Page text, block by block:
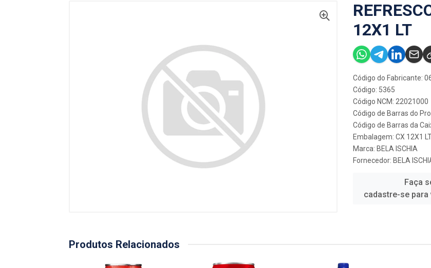
12X1 LT
Código do Fabricante:
Código: 5365
Código NCM: 22021000
Código de Barras do
Código de Barras da
Embalagem: CX 12X1
Marca: BELA ISCHIA
Fornecedor: BELA
Faça
cadastre-se
Produtos Relacionados